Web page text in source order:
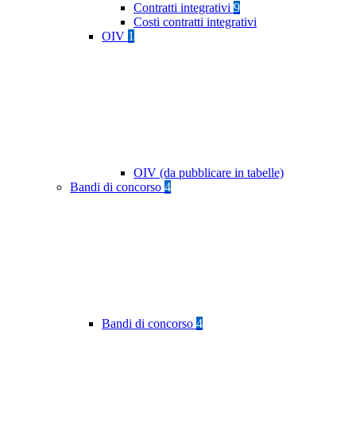
Contratti integrativi 9
Costi contratti integrativi
OIV 1
OIV (da pubblicare in tabelle)
Bandi di concorso 4
Bandi di concorso 4